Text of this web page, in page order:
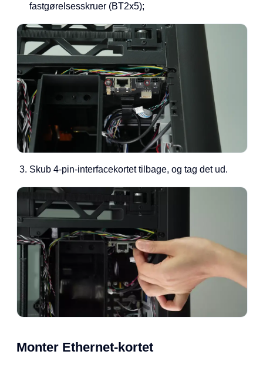
fastgørelsesskruer (BT2x5);
Skub 4-pin-interfacekortet tilbage, og tag det ud.
Monter Ethernet-kortet